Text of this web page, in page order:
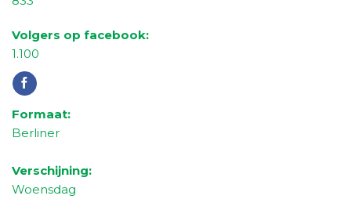
Volgers op facebook:
1.100
Formaat:
Berliner
Verschijning:
Woensdag